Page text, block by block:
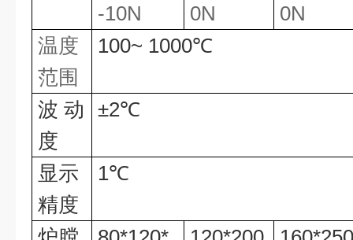
-10N
0N
0N
温度
范围
100~ 1000℃
波 动
度
±2℃
显示
精度
1℃